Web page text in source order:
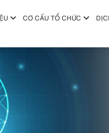
CƠ CẤU TỔ CHỨC